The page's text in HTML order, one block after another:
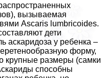
вызываемая
Ascaris lumbricoides.
дети
аскаридоза у ребенка –
форму,
крупные размеры (самки
способны